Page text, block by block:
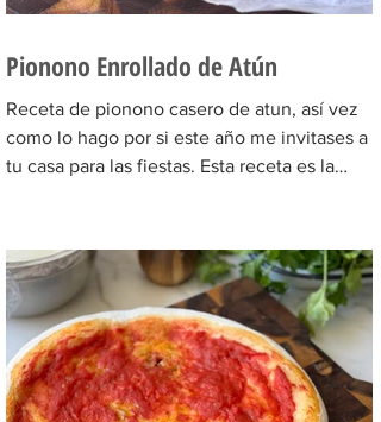
Pionono Enrollado de Atún
Receta de pionono casero de atun, así vez
como lo hago por si este año me invitases a
tu casa para las fiestas. Esta receta es la